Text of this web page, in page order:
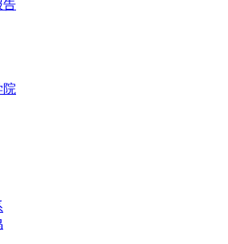
告
院